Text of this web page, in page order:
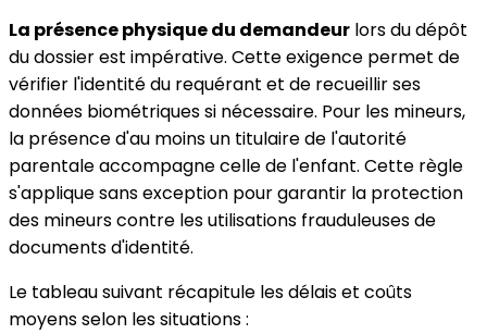
La présence physique du demandeur lors du dépôt
du dossier est impérative. Cette exigence permet de
vérifier l'identité du requérant et de recueillir ses
données biométriques si nécessaire. Pour les mineurs,
la présence d'au moins un titulaire de l'autorité
parentale accompagne celle de l'enfant. Cette règle
s'applique sans exception pour garantir la protection
des mineurs contre les utilisations frauduleuses de
documents d'identité.
Le tableau suivant récapitule les délais et coûts
moyens selon les situations :